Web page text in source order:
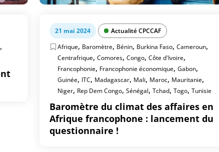
,
21 mai 2024
Actualité CPCCAF
Afrique, Baromètre, Bénin, Burkina Faso,Cameroun,
Centrafrique,Comores,Congo,Côte d'Ivoire,
Francophonie, Francophonie économique,Gabon,
Guinée, ITC, Madagascar, Mali, Maroc, Mauritanie,
Niger, Rep Dem Congo,Sénégal,Tchad,Togo,Tunisie
Baromètre du climat des affaires en
Afrique francophone : lancement du
questionnaire !